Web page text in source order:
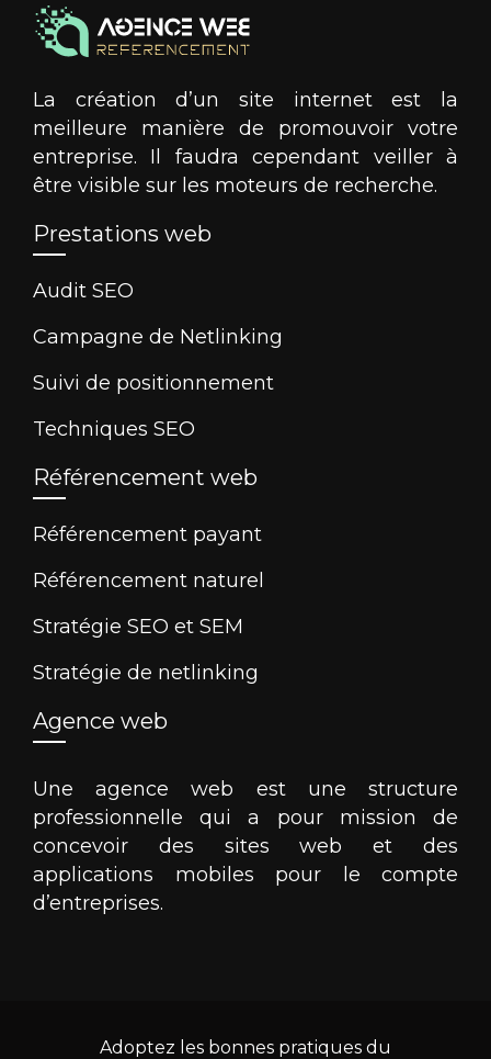
La création d’un site internet est la
meilleure manière de promouvoir votre
entreprise. Il faudra cependant veiller à
être visible sur les moteurs de recherche.
Prestations web
Audit SEO
Campagne de Netlinking
Suivi de positionnement
Techniques SEO
Référencement web
Référencement payant
Référencement naturel
Stratégie SEO et SEM
Stratégie de netlinking
Agence web
Une agence web est une structure
professionnelle qui a pour mission de
concevoir des sites web et des
applications mobiles pour le compte
d’entreprises.
Adoptez les bonnes pratiques du